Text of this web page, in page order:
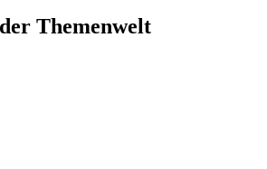
Themenwelt